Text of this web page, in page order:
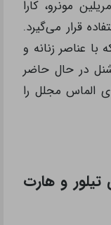
مونرو، کارا
قرار می‌گیرد.
عناصر زنانه و
در حال حاضر
الماس مجلل را
تیلور و هارت